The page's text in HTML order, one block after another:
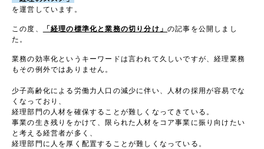
を運営しています。
この度、 「経理の標準化と業務の切り分け」の記事を公開しまし
た。
業務の効率化というキーワードは言われて久しいですが、経理業務
もその例外ではありません。
少子高齢化による労働力人口の減少に伴い、人材の採用が容易でな
くなっており、
経理部門の人材を確保することが難しくなってきている。
事業の生き残りをかけて、限られた人材をコア事業に振り向けたい
と考える経営者が多く、
経理部門に人を厚く配置することが難しくなっている。